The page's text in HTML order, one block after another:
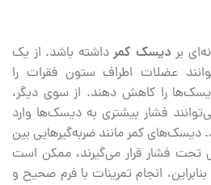
بر دیسک کمر داشته باشد. از یک
عضلات اطراف ستون فقرات را
را کاهش دهند. از سوی دیگر،
فشار بیشتری به دیسک‌ها وارد
دیسک‌های کمر مانند ضربه‌گیرهایی بین
تحت فشار قرار می‌گیرند، ممکن است
انجام تمرینات با فرم صحیح و